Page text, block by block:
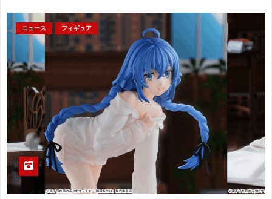
ニュース フィギュア